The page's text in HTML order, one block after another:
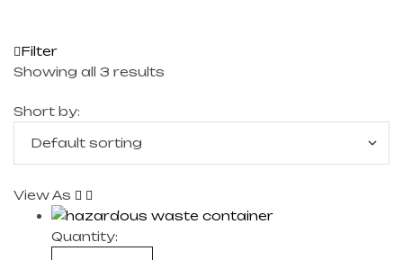
Filter
Showing all 3 results
Short by:
View As
Quantity: